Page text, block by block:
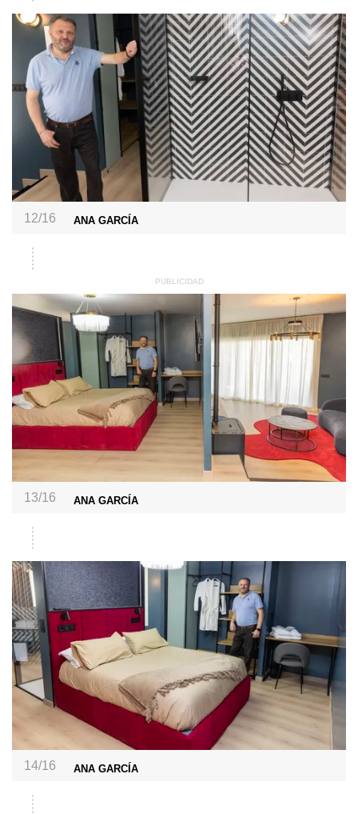
12/16 ANA GARCÍA
13/16 ANA GARCÍA
14/16 ANA GARCÍA